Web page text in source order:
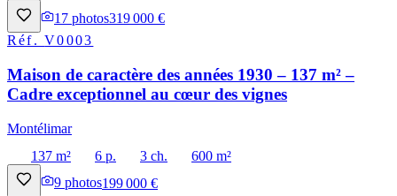
17 photos319 000 €
Réf.V0003
Maison de caractère des années 1930 – 137 m² –
Cadre exceptionnel au cœur des vignes
Montélimar
137 m²
6 p. 3 ch.
600 m²
9 photos199 000 €